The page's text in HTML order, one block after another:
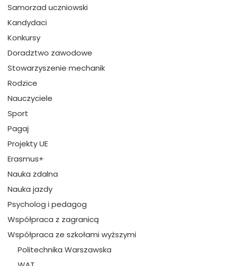
Samorzad uczniowski
Kandydaci
Konkursy
Doradztwo zawodowe
Stowarzyszenie mechanik
Rodzice
Nauczyciele
Sport
Pagaj
Projekty UE
Erasmus+
Nauka zdalna
Nauka jazdy
Psycholog i pedagog
Współpraca z zagranicą
Współpraca ze szkołami wyższymi
Politechnika Warszawska